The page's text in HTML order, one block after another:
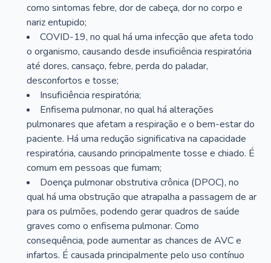
como sintomas febre, dor de cabeça, dor no corpo e
nariz entupido;
COVID-19, no qual há uma infecção que afeta todo
o organismo, causando desde insuficiência respiratória
até dores, cansaço, febre, perda do paladar,
desconfortos e tosse;
Insuficiência respiratória;
Enfisema pulmonar, no qual há alterações
pulmonares que afetam a respiração e o bem-estar do
paciente. Há uma redução significativa na capacidade
respiratória, causando principalmente tosse e chiado. É
comum em pessoas que fumam;
Doença pulmonar obstrutiva crônica (DPOC), no
qual há uma obstrução que atrapalha a passagem de ar
para os pulmões, podendo gerar quadros de saúde
graves como o enfisema pulmonar. Como
consequência, pode aumentar as chances de AVC e
infartos. É causada principalmente pelo uso contínuo